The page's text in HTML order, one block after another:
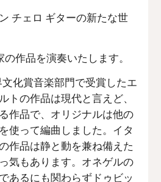
チェロ ギターの新たな世
作品を演奏いたします。
化賞音楽部門で受賞したエ
トの作品は現代と言えど、
作品で、オリジナルは他の
使って編曲しました。イタ
作品は静と動を兼ね備えた
気もあります。オネゲルの
あるにも関わらずドゥビッ